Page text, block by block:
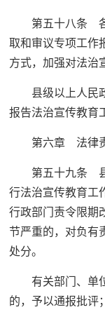
第五十八条
取和审议专项工作
方式，加强对法治
县级以上人民
报告法治宣传教育
第六章 法律
第五十九条
行法治宣传教育工
行政部门责令限期
节严重的，对负有
处分。
有关部门、单
的，予以通报批评